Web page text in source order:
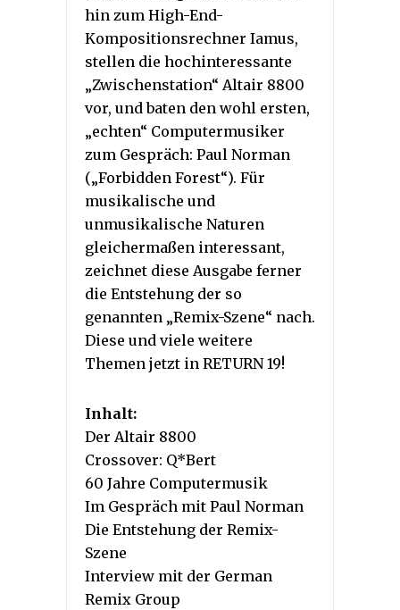
hin zum High-End-
Kompositionsrechner Iamus,
stellen die hochinteressante
„Zwischenstation“ Altair 8800
vor, und baten den wohl ersten,
„echten“ Computermusiker
zum Gespräch: Paul Norman
(„Forbidden Forest“). Für
musikalische und
unmusikalische Naturen
gleichermaßen interessant,
zeichnet diese Ausgabe ferner
die Entstehung der so
genannten „Remix-Szene“ nach.
Diese und viele weitere
Themen jetzt in RETURN 19!
Inhalt:
Der Altair 8800
Crossover: Q*Bert
60 Jahre Computermusik
Im Gespräch mit Paul Norman
Die Entstehung der Remix-
Szene
Interview mit der German
Remix Group